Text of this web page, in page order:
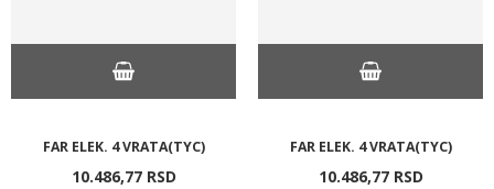
FAR ELEK. 4 VRATA(TYC)
10.486,77 RSD
FAR ELEK. 4 VRATA(TYC)
10.486,77 RSD